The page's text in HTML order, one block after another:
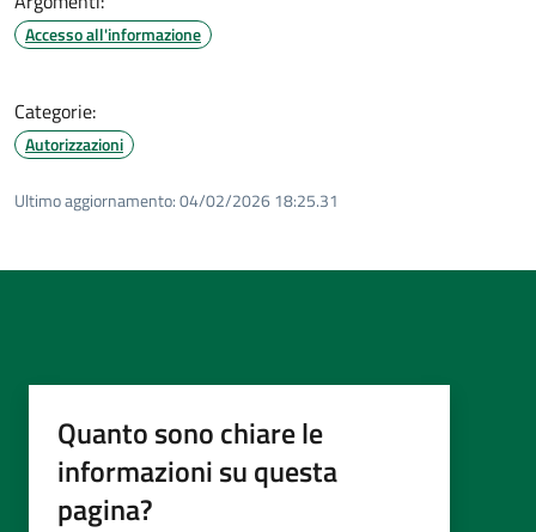
Accesso all'informazione
Categorie:
Autorizzazioni
Ultimo aggiornamento:04/02/2026 18:25.31
Quanto sono chiare le
informazioni su questa
pagina?